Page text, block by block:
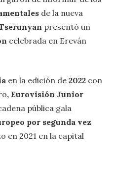
de la nueva
presentó un
celebrada en Ereván
en la edición de 2022 con
, Eurovisión Junior
pública gala
por segunda vez
en 2021 en la capital